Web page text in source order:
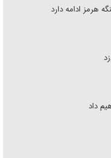
هرمز ادامه دارد
داد